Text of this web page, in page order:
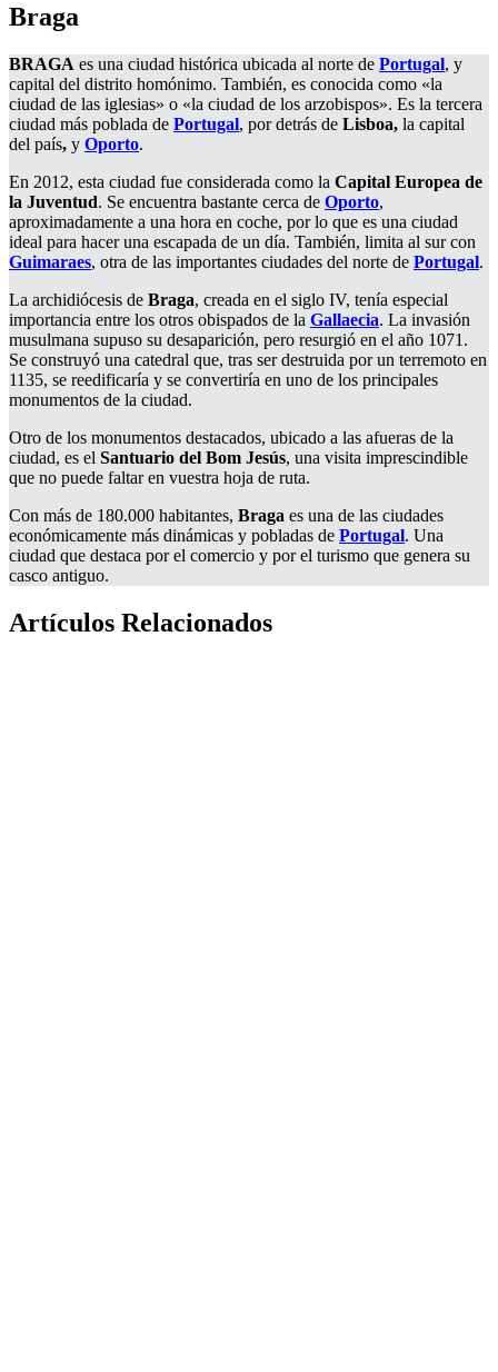
Braga
BRAGA es una ciudad histórica ubicada al norte de Portugal, y
capital del distrito homónimo. También, es conocida como «la
ciudad de las iglesias» o «la ciudad de los arzobispos». Es la tercera
ciudad más poblada de Portugal, por detrás de Lisboa, la capital
del país, y Oporto.
En 2012, esta ciudad fue considerada como la Capital Europea de
la Juventud. Se encuentra bastante cerca de Oporto,
aproximadamente a una hora en coche, por lo que es una ciudad
ideal para hacer una escapada de un día. También, limita al sur con
Guimaraes, otra de las importantes ciudades del norte de Portugal.
La archidiócesis de Braga, creada en el siglo IV, tenía especial
importancia entre los otros obispados de la Gallaecia. La invasión
musulmana supuso su desaparición, pero resurgió en el año 1071.
Se construyó una catedral que, tras ser destruida por un terremoto en
1135, se reedificaría y se convertiría en uno de los principales
monumentos de la ciudad.
Otro de los monumentos destacados, ubicado a las afueras de la
ciudad, es el Santuario del Bom Jesús, una visita imprescindible
que no puede faltar en vuestra hoja de ruta.
Con más de 180.000 habitantes, Braga es una de las ciudades
económicamente más dinámicas y pobladas de Portugal. Una
ciudad que destaca por el comercio y por el turismo que genera su
casco antiguo.
Artículos Relacionados